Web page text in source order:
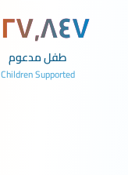
٢٧٬٨٤٧
طفل مدعوم
Children Supported